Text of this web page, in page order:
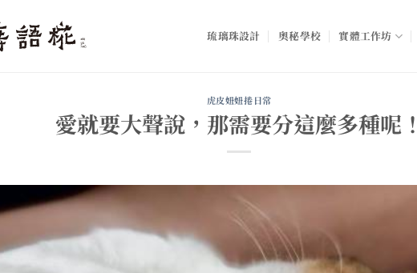
琉璃珠設計 奧秘學校 實體工作坊
虎皮妞妞捲日常
愛就要大聲說，那需要分這麼多種呢！